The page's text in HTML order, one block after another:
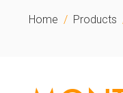
Home Products